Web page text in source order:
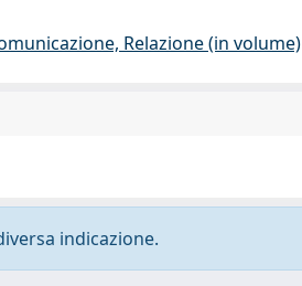
Relazione (in volume)
indicazione.